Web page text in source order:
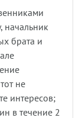
начальник
брата и
не
интересов;
в течение 2